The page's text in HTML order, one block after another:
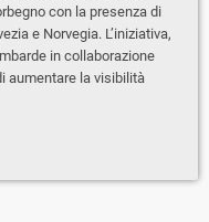
con la presenza di
e Norvegia. L’iniziativa,
in collaborazione
aumentare la visibilità